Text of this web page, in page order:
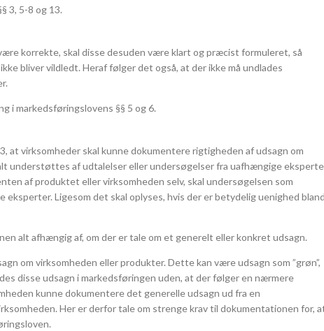
3, 5-8 og 13.
korrekte, skal disse desuden være klart og præcist formuleret, så
bliver vildledt. Heraf følger det også, at der ikke må undlades
i markedsføringslovens §§ 5 og 6.
at virksomheder skal kunne dokumentere rigtigheden af udsagn om
understøttes af udtalelser eller undersøgelser fra uafhængige
af produktet eller virksomheden selv, skal undersøgelsen som
Ligesom det skal oplyses, hvis der er betydelig uenighed
alt afhængig af, om der er tale om et generelt eller konkret udsagn.
om virksomheden eller produkter. Dette kan være udsagn som ”grøn”,
disse udsagn i markedsføringen uden, at der følger en nærmere
kunne dokumentere det generelle udsagn ud fra en
Her er derfor tale om strenge krav til dokumentationen for,